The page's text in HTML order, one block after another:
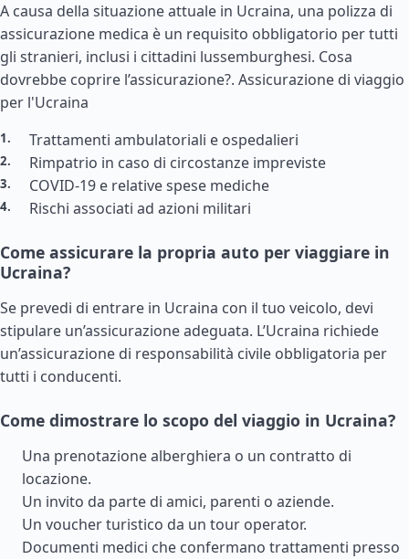
A causa della situazione attuale in Ucraina, una polizza di
assicurazione medica è un requisito obbligatorio per tutti
gli stranieri, inclusi i cittadini lussemburghesi. Cosa
dovrebbe coprire l’assicurazione?. Assicurazione di viaggio
per l'Ucraina
Trattamenti ambulatoriali e ospedalieri
Rimpatrio in caso di circostanze impreviste
COVID-19 e relative spese mediche
Rischi associati ad azioni militari
Come assicurare la propria auto per viaggiare in
Ucraina?
Se prevedi di entrare in Ucraina con il tuo veicolo, devi
stipulare un’assicurazione adeguata. L’Ucraina richiede
un’assicurazione di responsabilità civile obbligatoria per
tutti i conducenti.
Come dimostrare lo scopo del viaggio in Ucraina?
Una prenotazione alberghiera o un contratto di
locazione.
Un invito da parte di amici, parenti o aziende.
Un voucher turistico da un tour operator.
Documenti medici che confermano trattamenti presso